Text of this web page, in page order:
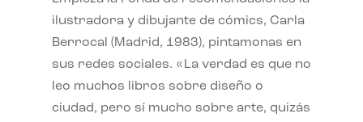
ilustradora y dibujante de cómics, Carla
Berrocal (Madrid, 1983), pintamonas en
sus redes sociales. «La verdad es que no
leo muchos libros sobre diseño o
ciudad, pero sí mucho sobre arte, quizás